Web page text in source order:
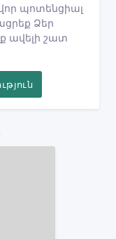
պոտենցիալ
Ձեր
ավելի շատ